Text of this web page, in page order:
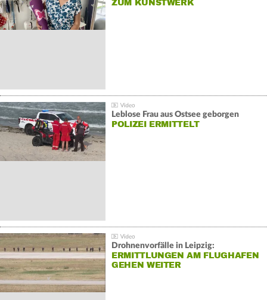
ZUM KUNSTWERK
Leblose Frau aus Ostsee geborgen
POLIZEI ERMITTELT
Drohnenvorfälle in Leipzig:
ERMITTLUNGEN AM FLUGHAFEN
GEHEN WEITER